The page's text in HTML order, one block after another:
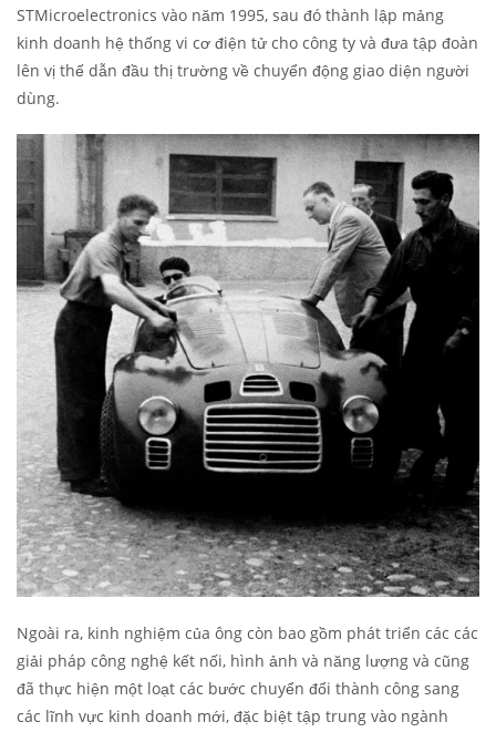
STMicroelectronics vào năm 1995, sau đó thành lập mảng
kinh doanh hệ thống vi cơ điện tử cho công ty và đưa tập đoàn
lên vị thế dẫn đầu thị trường về chuyển động giao diện người
dùng.
Ngoài ra, kinh nghiệm của ông còn bao gồm phát triển các các
giải pháp công nghệ kết nối, hình ảnh và năng lượng và cũng
đã thực hiện một loạt các bước chuyển đổi thành công sang
các lĩnh vực kinh doanh mới, đặc biệt tập trung vào ngành